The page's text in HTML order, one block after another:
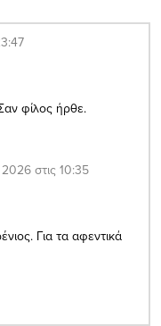
φίλος ήρθε.
2026 στις 10:35
Για τα αφεντικά